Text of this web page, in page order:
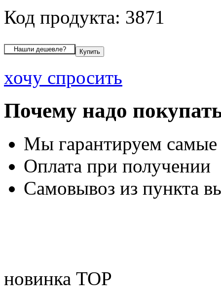
Код продукта: 3871
хочу спросить
Почему надо
Мы гарантируем
Оплата при получении
Самовывоз из пункта
новинка TOP